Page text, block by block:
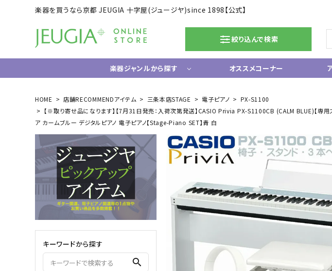
楽器を買うなら京都 JEUGIA 十字屋(ジュージヤ)since 1898【公式】
絞り込んで検索
楽器ジャンルから探す
ギター/ベース
エレキギター
エレキベース
アコースティックギター
中古ギター・アウトレットギター
ウクレレ
ギター関連小物
アンプ
エフェクター
ライフスタイルグッズ
ドラム/電子ドラム
ドラム
電子ドラム
ハードウェア
バイオリン
クラシックギター
シンセサイザー
DAW ／ DTM
オススメコーナー
HOME 店舗RECOMMENDアイテム 三条本店STAGE 電子ピアノ
PX-S1100
【※取り寄せ品になります】【7月31日発売：入荷次第発送】CASIO Privia PX-S1100CB (CALM BLUE)【専
ア カームブルー デジタルピアノ 電子ピアノ【Stage-Piano SET】青 白
キーワードから探す
search